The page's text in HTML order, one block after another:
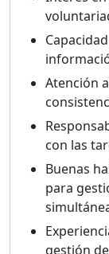
Atención
con las
Buenas
para
gestión